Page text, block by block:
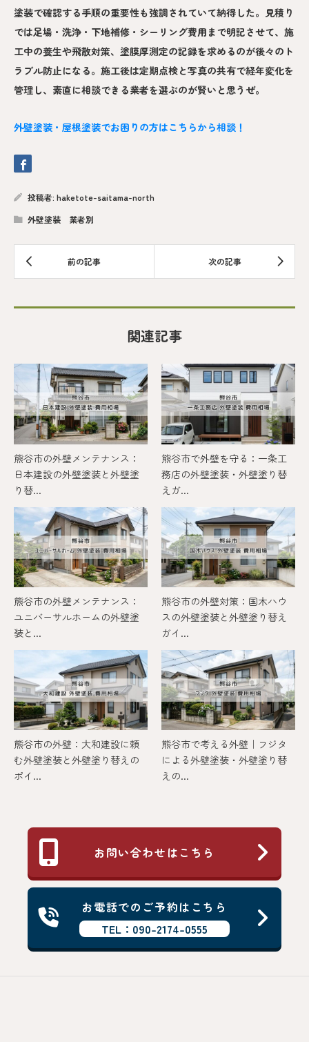
塗装で確認する手順の重要性も強調されていて納得した。見積り
では足場・洗浄・下地補修・シーリング費用まで明記させて、施
工中の養生や飛散対策、塗膜厚測定の記録を求めるのが後々のト
ラブル防止になる。施工後は定期点検と写真の共有で経年変化を
管理し、素直に相談できる業者を選ぶのが賢いと思うぜ。
外壁塗装・屋根塗装でお困りの方はこちらから相談！
投稿者: haketote-saitama-north
外壁塗装 業者別
関連記事
熊谷市の外壁メンテナンス：
日本建設の外壁塗装と外壁塗
り替...
熊谷市で外壁を守る：一条工
務店の外壁塗装・外壁塗り替
えガ...
熊谷市の外壁メンテナンス：
ユニバーサルホームの外壁塗
装と...
熊谷市の外壁対策：国木ハウ
スの外壁塗装と外壁塗り替え
ガイ...
熊谷市の外壁：大和建設に頼
む外壁塗装と外壁塗り替えの
ポイ...
熊谷市で考える外壁｜フジタ
による外壁塗装・外壁塗り替
えの...
お問い合わせはこちら
お電話でのご予約はこちら
TEL：090-2174-0555